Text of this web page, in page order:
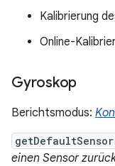
Kalibrierung
Online-
Gyroskop
Berichtsmodus:
einen Sensor